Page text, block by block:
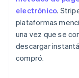
electrónico.
plataformas
una vez que se
descargar
compró.